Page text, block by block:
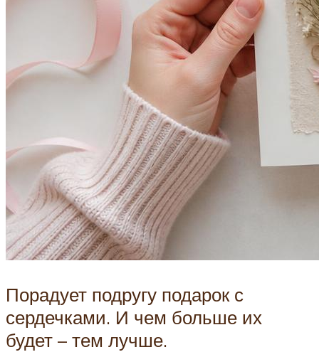
Порадует подругу подарок с
сердечками. И чем больше их
будет – тем лучше.